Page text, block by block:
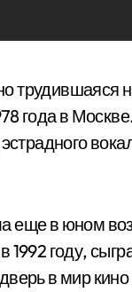
трудившаяся
года в
еще в юном
году,
в мир кино